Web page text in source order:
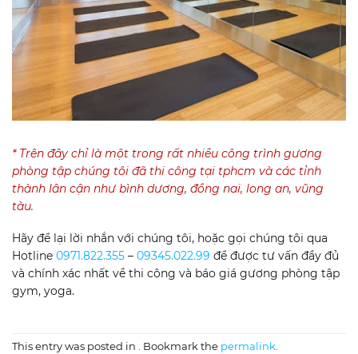
* Trên đây chỉ là một trong rất nhiều công trình gương
phòng tập chúng tôi đã thi công tại tphcm và các tỉnh
thành lân cận như bình dương, đồng nai, long an, vũng
tàu.
Hãy để lại lời nhắn với chúng tôi, hoặc gọi chúng tôi qua
Hotline 0971.822.355 – 09345.022.99 để được tư vấn đầy đủ
và chính xác nhất về thi công và báo giá gương phòng tập
gym, yoga.
This entry was posted in . Bookmark the permalink.